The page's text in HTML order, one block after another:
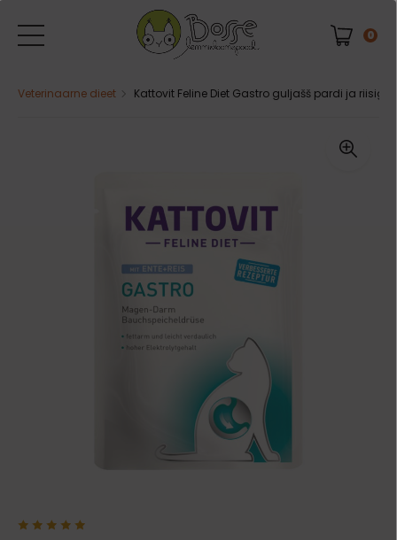
0
Veterinaarne dieet Kattovit Feline Diet Gastro guljašš pardi ja riisiga